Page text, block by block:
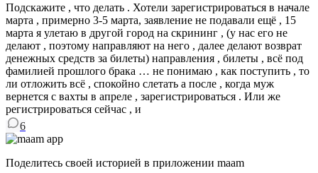
Подскажите , что делать . Хотели зарегистрироваться в начале
марта , примерно 3-5 марта, заявление не подавали ещё , 15
марта я улетаю в другой город на скрининг , (у нас его не
делают , поэтому направляют на него , далее делают возврат
денежных средств за билеты) направления , билеты , всё под
фамилией прошлого брака … не понимаю , как поступить , то
ли отложить всё , спокойно слетать а после , когда муж
вернется с вахты в апреле , зарегистрироваться . Или же
регистрироваться сейчас , и
6
Поделитесь своей историей в приложении maam